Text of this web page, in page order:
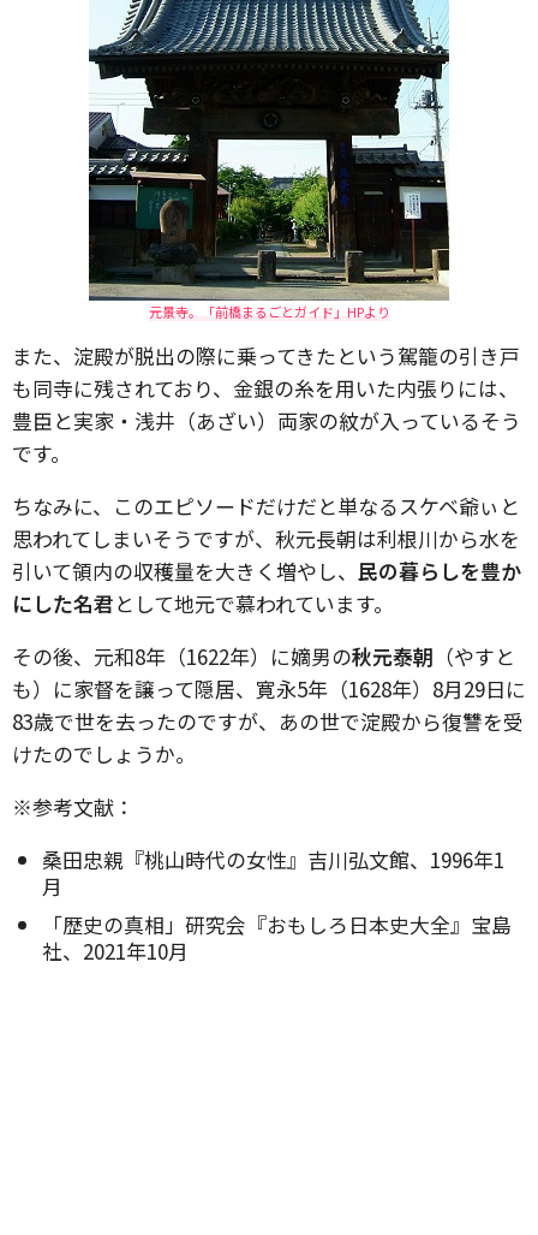
元景寺。「前橋まるごとガイド」HPより
また、淀殿が脱出の際に乗ってきたという駕籠の引き戸
も同寺に残されており、金銀の糸を用いた内張りには、
豊臣と実家・浅井（あざい）両家の紋が入っているそう
です。
ちなみに、このエピソードだけだと単なるスケベ爺ぃと
思われてしまいそうですが、秋元長朝は利根川から水を
引いて領内の収穫量を大きく増やし、 民の暮らしを豊か
にした名君として地元で慕われています。
その後、元和8年（1622年）に嫡男の秋元泰朝 （やすと
も）に家督を譲って隠居、寛永5年（1628年）8月29日に
83歳で世を去ったのですが、あの世で淀殿から復讐を受
けたのでしょうか。
※参考文献：
桑田忠親『桃山時代の女性』吉川弘文館、1996年1
月
「歴史の真相」研究会『おもしろ日本史大全』宝島
社、2021年10月